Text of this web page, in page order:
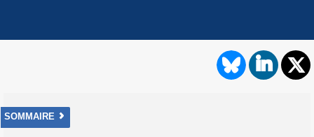
SOMMAIRE